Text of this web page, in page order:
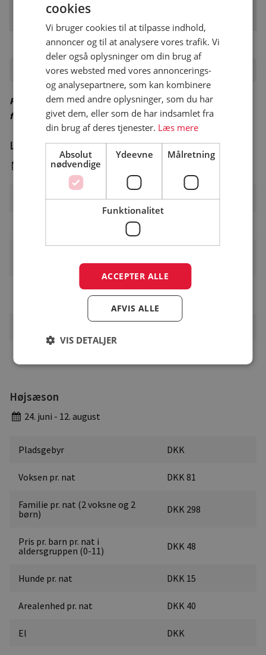
Priser
Priser er vejledende – besøg campingpladsens hjemmeside
for korrekte priser
Lavsæson
1. januar - 24. juni & 12. august - 31. december
Pladsgebyr DKK
Pris pr. barn pr. nat i
aldersgruppen (0-11)
DKK 48
Højsæson
24. juni - 12. august
Pladsgebyr DKK
Voksen pr. nat DKK 81
Familie pr. nat (2 voksne og 2
børn)
DKK 298
Pris pr. barn pr. nat i
aldersgruppen (0-11)
DKK 48
Hunde pr. nat DKK 15
Arealenhed pr. nat DKK 40
El DKK
cookies
Vi bruger cookies til at tilpasse indhold,
annoncer og til at analysere vores trafik. Vi
deler også oplysninger om din brug af
vores websted med vores annoncerings-
og analysepartnere, som kan kombinere
dem med andre oplysninger, som du har
givet dem, eller som de har indsamlet fra
din brug af deres tjenester. Læs mere
Absolut
nødvendige
Ydeevne Målretning
Funktionalitet
ACCEPTER ALLE
AFVIS ALLE
VIS DETALJER